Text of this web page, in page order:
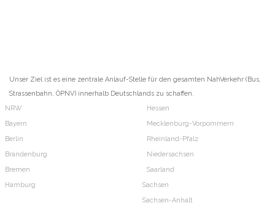
Unser Ziel ist es eine zentrale Anlauf-Stelle für den gesamten NahVerkehr (Bus,
Strassenbahn, ÖPNV) innerhalb Deutschlands zu schaffen.
NRW
Bayern
Berlin
Brandenburg
Bremen
Hamburg
Hessen
Mecklenburg-Vorpommern
Rheinland-Pfalz
Niedersachsen
Saarland
Sachsen
Sachsen-Anhalt